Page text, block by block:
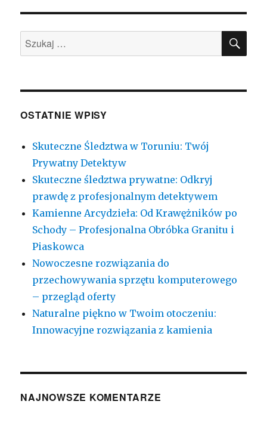
Szukaj:
OSTATNIE WPISY
Skuteczne Śledztwa w Toruniu: Twój
Prywatny Detektyw
Skuteczne śledztwa prywatne: Odkryj
prawdę z profesjonalnym detektywem
Kamienne Arcydzieła: Od Krawężników po
Schody – Profesjonalna Obróbka Granitu i
Piaskowca
Nowoczesne rozwiązania do
przechowywania sprzętu komputerowego
– przegląd oferty
Naturalne piękno w Twoim otoczeniu:
Innowacyjne rozwiązania z kamienia
NAJNOWSZE KOMENTARZE